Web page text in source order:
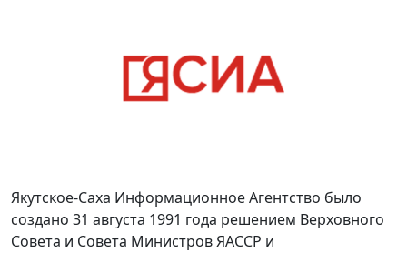
Якутское-Саха Информационное Агентство было
создано 31 августа 1991 года решением Верховного
Совета и Совета Министров ЯАССР и